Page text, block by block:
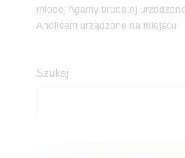
młodej Agamy brodatej
Anolisem urządzone na
Szukaj